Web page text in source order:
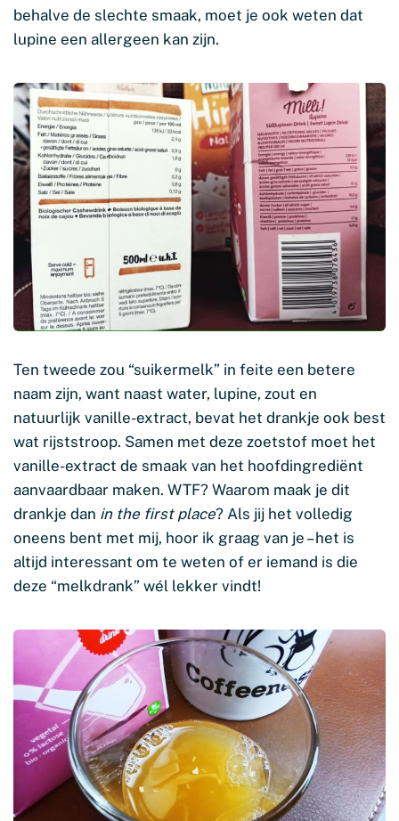
behalve de slechte smaak, moet je ook weten dat
lupine een allergeen kan zijn.
Ten tweede zou “suikermelk” in feite een betere
naam zijn, want naast water, lupine, zout en
natuurlijk vanille-extract, bevat het drankje ook best
wat rijststroop. Samen met deze zoetstof moet het
vanille-extract de smaak van het hoofdingrediënt
aanvaardbaar maken. WTF? Waarom maak je dit
drankje dan in the first place? Als jij het volledig
oneens bent met mij, hoor ik graag van je – het is
altijd interessant om te weten of er iemand is die
deze “melkdrank” wél lekker vindt!